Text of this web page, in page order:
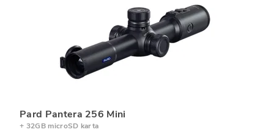
Pard Pantera 256 Mini
+ 32GB microSD karta